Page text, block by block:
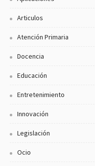
Articulos
Atención Primaria
Docencia
Educación
Entretenimiento
Innovación
Legislación
Ocio